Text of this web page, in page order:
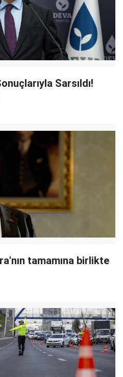
Sarsıldı!
tamamına birlikte